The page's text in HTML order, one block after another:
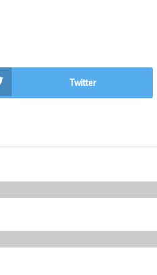
Twitter